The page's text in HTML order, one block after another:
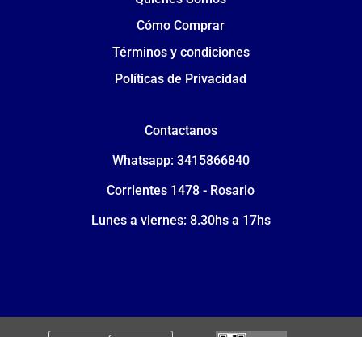
Cómo Comprar
Términos y condiciones
Políticas de Privacidad
Contactanos
Whatsapp: 3415866840
Corrientes 1478 - Rosario
Lunes a viernes: 8.30hs a 17hs